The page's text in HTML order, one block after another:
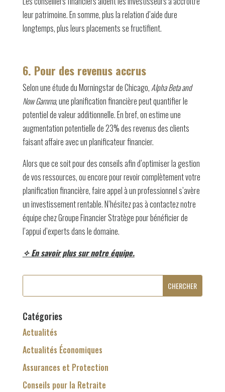
leur patrimoine. En somme, plus la relation d’aide dure
longtemps, plus leurs placements se fructifient.
6. Pour des revenus accrus
Selon une étude du Morningstar de Chicago,Alpha Beta and
Now Gamma, une planification financière peut quantifier le
potentiel de valeur additionnelle. En bref, on estime une
augmentation potentielle de 23% des revenus des clients
faisant affaire avec un planificateur financier.
Alors que ce soit pour des conseils afin d’optimiser la gestion
de vos ressources, ou encore pour revoir complètement votre
planification financière, faire appel à un professionnel s’avère
un investissement rentable. N’hésitez pas à contactez notre
équipe chez Groupe Financier Stratège pour bénéficier de
l’appui d’experts dans le domaine.
✧En savoir plus sur notre équipe.
Catégories
Actualités
Actualités Économiques
Assurances et Protection
Conseils pour la Retraite